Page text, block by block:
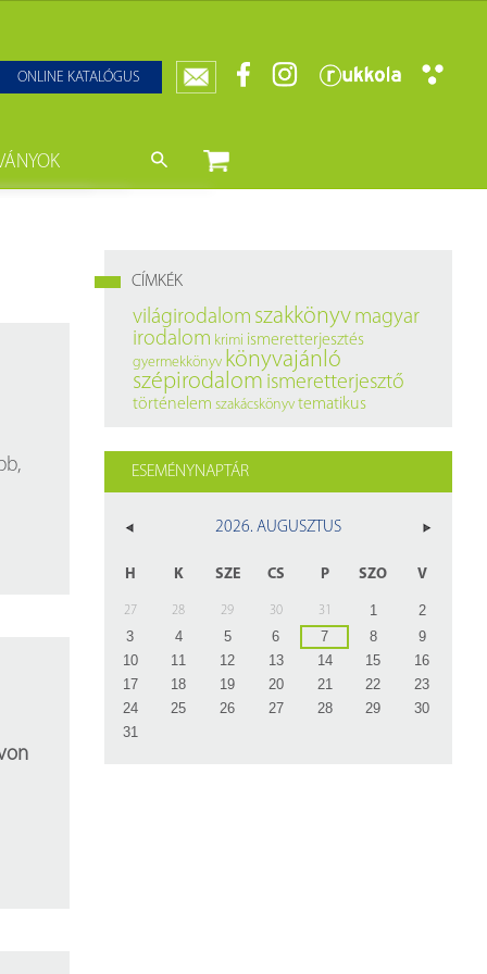
ONLINE KATALÓGUS
CÍMKÉK
világirodalom szakkönyv magyar
irodalom krimi ismeretterjesztés
gyermekkönyv könyvajánló
szépirodalom ismeretterjesztő
történelem szakácskönyv tematikus
ESEMÉNYNAPTÁR
2026. AUGUSZTUS
H K SZE CS P SZO V
27 28 29 30 31 1
2
3
4 5 6 7 8
9
10
11 12 13 14 15
16
17
18 19 20 21 22
23
24
25 26 27 28 29
30
31